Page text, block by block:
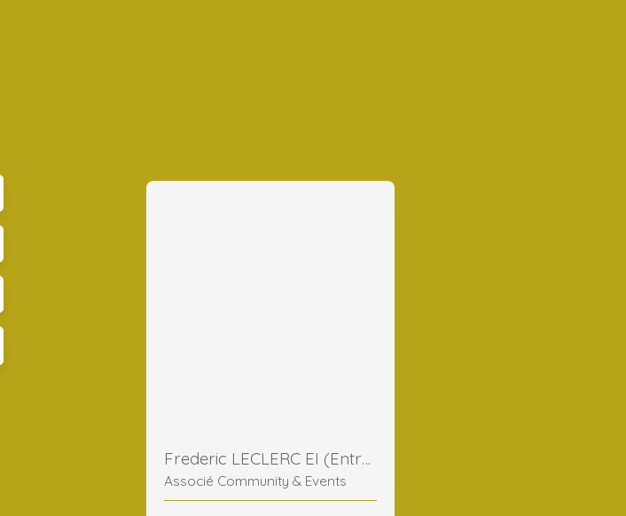
Frederic LECLERC EI (Entreprise Individuelle)
Associé Community & Events